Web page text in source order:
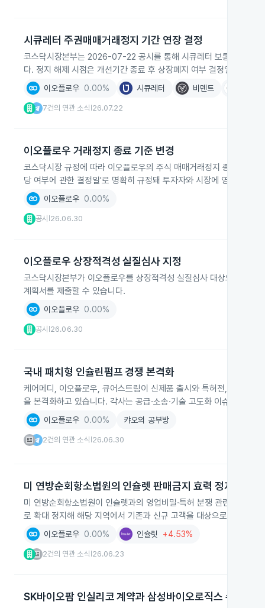
시큐레터 주권매매거래정지 기간 연장 결정
코스닥시장본부는 2026-07-22 공시를 통해 시큐레터 보통주의 주
다. 정지 해제 시점은 개선기간 종료 후 상장폐지 여부 결정일까지로
이오플로우 0.00% 시큐레터 비덴트
7건의 연관 소식 26.07.22
이오플로우 거래정지 종료 기준 변경
코스닥시장 규정에 따라 이오플로우의 주식 매매거래정지 종료 기
당 여부에 관한 결정일'로 명확히 규정돼 투자자와 시장에 영향을 줍니
이오플로우 0.00%
공시 26.06.30
이오플로우 상장적격성 실질심사 지정
코스닥시장본부가 이오플로우를 상장적격성 실질심사 대상으로 지
계획서를 제출할 수 있습니다.
이오플로우 0.00%
공시 26.06.30
국내 패치형 인슐린펌프 경쟁 본격화
케어메디, 이오플로우, 큐어스트림이 신제품 출시와 특허전, 해외 진
을 본격화하고 있습니다. 각사는 공급·소송·기술 고도화 이슈를 각각
이오플로우 0.00% 캬오의 공부방
2건의 연관 소식 26.06.30
미 연방순회항소법원의 인슐렛 판매금지 효력 정지 확대
미 연방순회항소법원이 인슐렛과의 영업비밀·특허 분쟁 관련 기존
로 확대 정지해 해당 지역에서 기존과 신규 고객을 대상으로 제품 판
이오플로우 0.00% 인슐릿 +4.53%
2건의 연관 소식 26.06.23
SK바이오팜 인실리코 계약과 삼성바이오로직스 수주 확대